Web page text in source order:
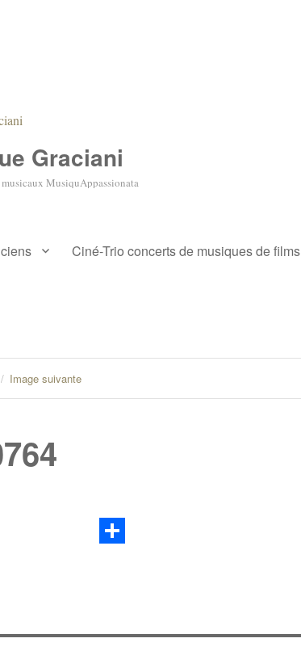
Graciani
MusiquAppassionata
Ciné-Trio concerts de musiques de films
Image suivante
t